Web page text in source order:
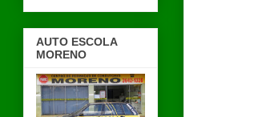
AUTO ESCOLA
MORENO